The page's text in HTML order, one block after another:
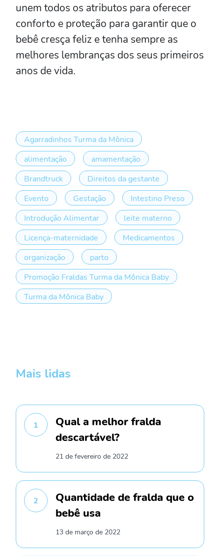
unem todos os atributos para oferecer
conforto e proteção para garantir que o
bebê cresça feliz e tenha sempre as
melhores lembranças dos seus primeiros
anos de vida.
Agarradinhos Turma da Mônica
alimentação
amamentação
Brandtruck
Direitos da gestante
Evento
Gestação
Intestino Preso
Introdução Alimentar
leite materno
Licença-maternidade
Medicamentos
organização
parto
Promoção Fraldas Turma da Mônica Baby
Turma da Mônica Baby
Mais lidas
1
Qual a melhor fralda
descartável?
21 de fevereiro de 2022
2
Quantidade de fralda que o
bebê usa
13 de março de 2022